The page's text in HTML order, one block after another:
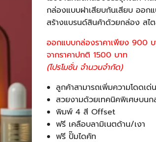
กล่องแบบฝาเสียบก้นเสียบ ออก
สร้างแบรนด์สินค้าด้วยกล่อง สไ
ออกแบบกล่องราคาเพียง 900
จากราคาปกติ 1500 บาท
(โปรโมชั่น จำนวนจำกัด)
ลูกค้าสามารถเพิ่มความโดดเด่น
สวยงามด้วยเทคนิคพิเศษบน
พิมพ์ 4 สี Offset
ฟรี เคลือบลามิเนตด้าน/เงา
ฟรี ปั๊มไดคัท